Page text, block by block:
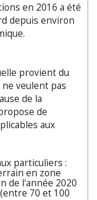
en 2016 a été
depuis environ
provient du
veulent pas
de la
de
aux
particuliers :
en zone
de l'année 2020
70 et 100